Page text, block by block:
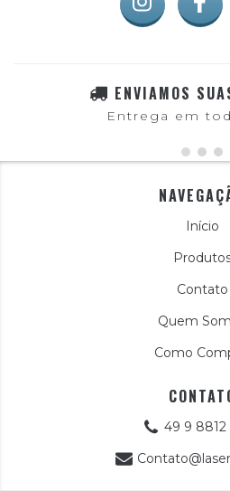
ENVIAMOS
Entrega em
Início
Contato
Quem
Como
49 9 8812